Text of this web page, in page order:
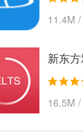
11.4M
新东
16.5M /